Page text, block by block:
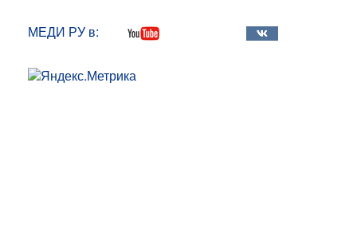
МЕДИ РУ в: